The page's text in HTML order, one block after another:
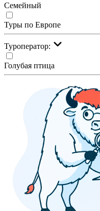
Семейный
Туры по Европе
Туроператор:
Голубая птица